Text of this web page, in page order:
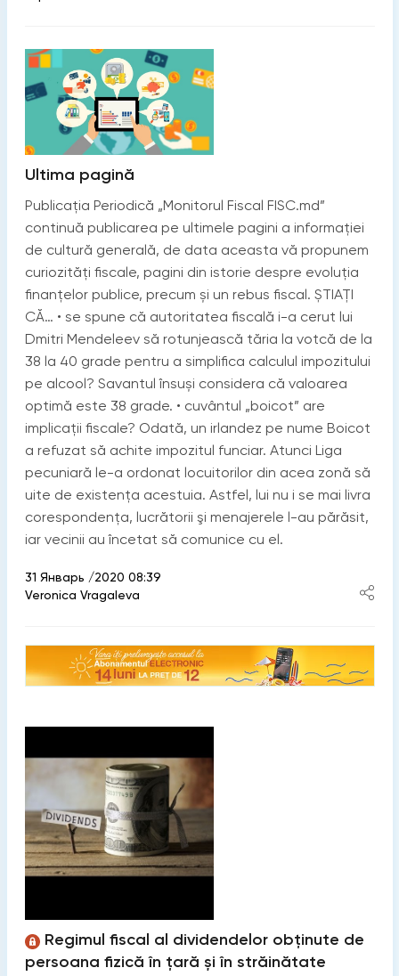
Ultima pagină
Publicația Periodică „Monitorul Fiscal FISC.md”
continuă publicarea pe ultimele pagini a informației
de cultură generală, de data aceasta vă propunem
curiozități fiscale, pagini din istorie despre evoluția
finanțelor publice, precum și un rebus fiscal. ȘTIAȚI
CĂ… • se spune că autoritatea fiscală i-a cerut lui
Dmitri Mendeleev să rotunjească tăria la votcă de la
38 la 40 grade pentru a simplifica calculul impozitului
pe alcool? Savantul însuși considera că valoarea
optimă este 38 grade. • cuvântul „boicot” are
implicații fiscale? Odată, un irlandez pe nume Boicot
a refuzat să achite impozitul funciar. Atunci Liga
pecuniară le-a ordonat locuitorilor din acea zonă să
uite de existența acestuia. Astfel, lui nu i se mai livra
corespondența, lucrătorii şi menajerele l-au părăsit,
iar vecinii au încetat să comunice cu el.
31 Январь /2020 08:39
Veronica Vragaleva
Regimul fiscal al dividendelor obținute de
persoana fizică în țară și în străinătate